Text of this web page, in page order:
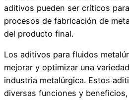
aditivos pueden ser críticos
procesos de fabricación de
del producto final.
Los aditivos para fluidos
mejorar y optimizar una
industria metalúrgica. Estos
diversas funciones y